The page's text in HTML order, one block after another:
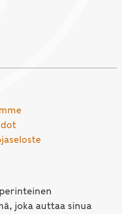
joka auttaa sinua